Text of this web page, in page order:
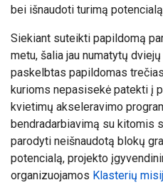
bei išnaudoti turimą
Siekiant suteikti papildomą
metu, šalia jau numatytų
paskelbtas papildomas
kurioms nepasisekė patekti į
kvietimų akseleravimo
bendradarbiavimą su kitomis
parodyti neišnaudotą blokų
potencialą, projekto
organizuojamos Klasterių